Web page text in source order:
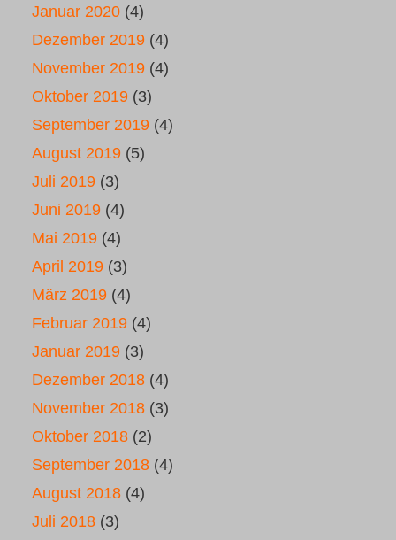
Januar 2020 (4)
Dezember 2019 (4)
November 2019 (4)
Oktober 2019 (3)
September 2019 (4)
August 2019 (5)
Juli 2019 (3)
Juni 2019 (4)
Mai 2019 (4)
April 2019 (3)
März 2019 (4)
Februar 2019 (4)
Januar 2019 (3)
Dezember 2018 (4)
November 2018 (3)
Oktober 2018 (2)
September 2018 (4)
August 2018 (4)
Juli 2018 (3)